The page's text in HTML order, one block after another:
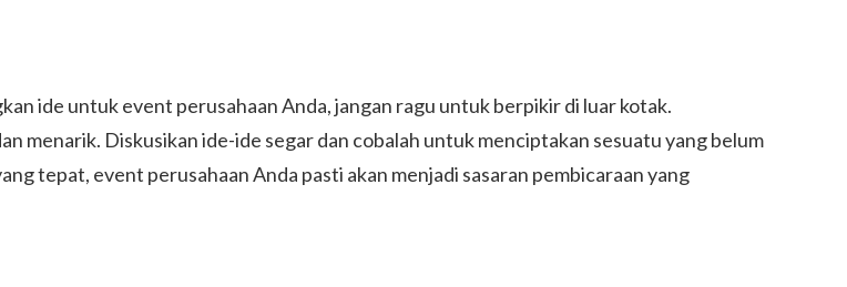
ide untuk event perusahaan Anda, jangan ragu untuk berpikir di luar kotak.
menarik. Diskusikan ide-ide segar dan cobalah untuk menciptakan sesuatu yang belum
tepat, event perusahaan Anda pasti akan menjadi sasaran pembicaraan yang